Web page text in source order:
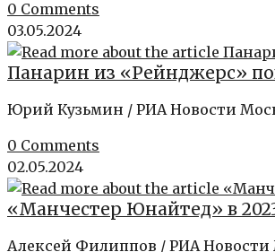
0 Comments
03.05.2024
Панарин из «Рейнджерс»
Юрий Кузьмин / РИА Новости
0 Comments
02.05.2024
«Манчестер Юнайтед» в
Алексей Филиппов / РИА